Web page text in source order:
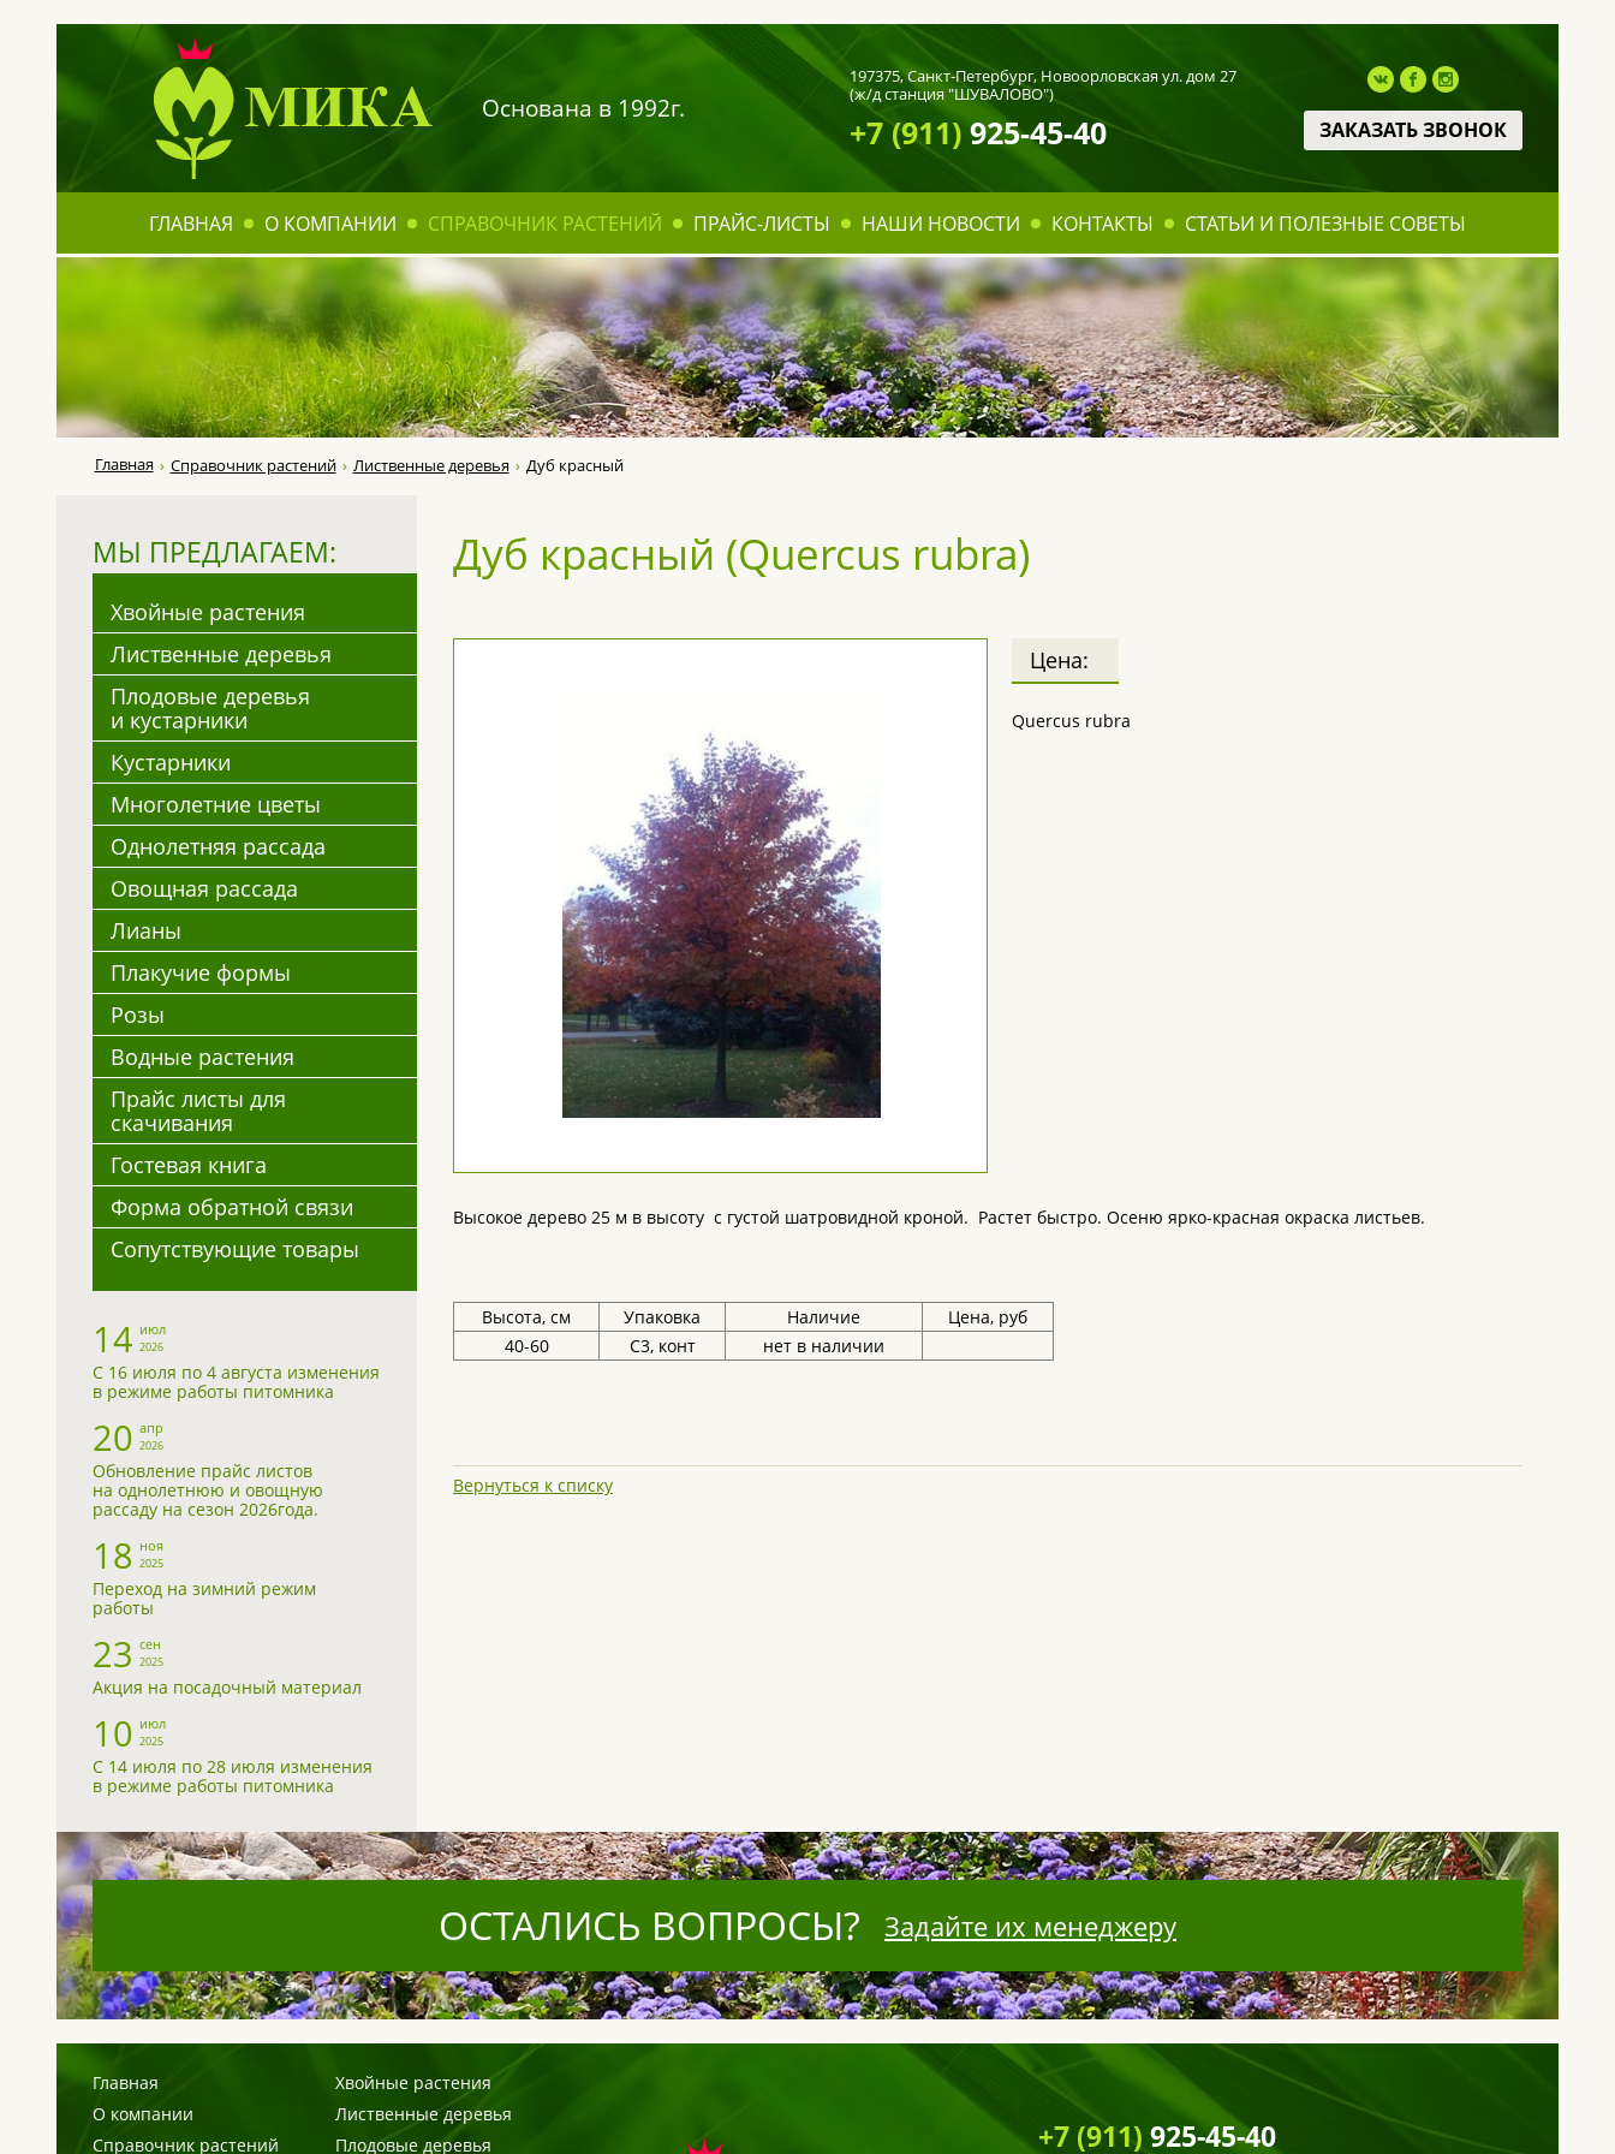
Основана в 1992г.
197375,Санкт-Петербург, Новоорловская ул. дом 27
(ж/д станция "ШУВАЛОВО")
+7 (911)925-45-40 ЗАКАЗАТЬ ЗВОНОК
ГЛАВНАЯ О КОМПАНИИ СПРАВОЧНИК РАСТЕНИЙ ПРАЙС-ЛИСТЫ НАШИ НОВОСТИ КОНТАКТЫ СТАТЬИ И ПОЛЕЗНЫЕ СОВЕТЫ
Главная Справочник растений Лиственные деревья Дуб красный
МЫ ПРЕДЛАГАЕМ:
Хвойные растения
Лиственные деревья
Плодовые деревья
и кустарники
Кустарники
Многолетние цветы
Однолетняя рассада
Овощная рассада
Лианы
Плакучие формы
Розы
Водные растения
Прайс листы для
скачивания
Гостевая книга
Форма обратной связи
Сопутствующие товары
14 июл
2026
С 16 июля по 4 августа изменения
в режиме работы питомника
20 апр
2026
Обновление прайс листов
на однолетнюю и овощную
рассаду на сезон 2026года.
18 ноя
2025
Переход на зимний режим
работы
23 сен
2025
Акция на посадочный материал
10 июл
2025
С 14 июля по 28 июля изменения
в режиме работы питомника
Дуб красный (Quercus rubra)
Цена:
Quercus rubra
Высокое дерево 25 м в высоту с густой шатровидной кроной. Растет быстро. Осеню ярко-красная окраска листьев.
Высота, см Упаковка Наличие
Цена, руб
40-60
С3, конт нет в наличии
Вернуться к списку
ОСТАЛИСЬ ВОПРОСЫ? Задайте их менеджеру
Главная
О компании
Справочник растений
Хвойные растения
Лиственные деревья
Плодовые деревья
+7 (911) 925-45-40